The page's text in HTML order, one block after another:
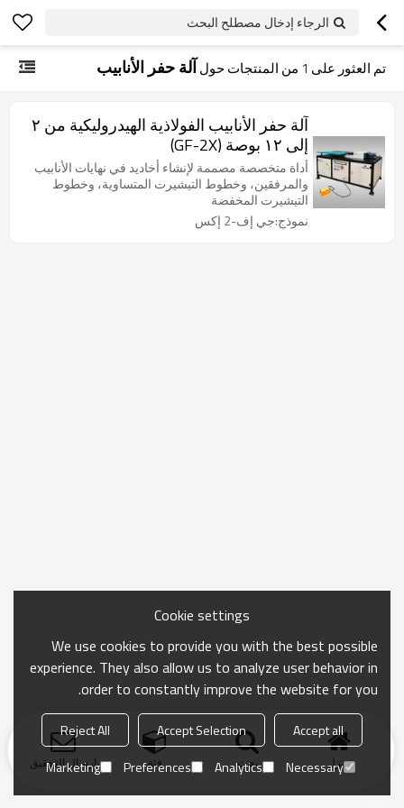
الرجاء إدخال مصطلح البحث
تم العثور على 1 من المنتجات حولآلة حفر الأنابيب
آلة حفر الأنابيب الفولاذية الهيدروليكية من ٢
إلى ١٢ بوصة (GF-2X)
أداة متخصصة مصممة لإنشاء أخاديد في نهايات الأنابيب
والمرفقين، وخطوط التيشيرت المتساوية، وخطوط
التيشيرت المخفضة
نموذج:جي إف-2 إكس
منزل بحث فئة ارسال التحقيق
Cookie settings
We use cookies to provide you with the best possible
experience. They also allow us to analyze user behavior in
order to constantly improve the website for you.
Accept all
Accept Selection
Reject All
Necessary
Analytics
Preferences
Marketing